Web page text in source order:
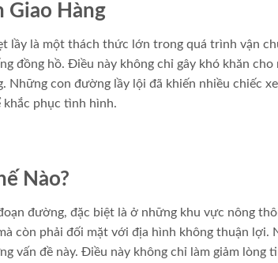
Giao Hàng
lầy là một thách thức lớn trong quá trình vận
đồng hồ. Điều này không chỉ gây khó khăn cho
Những con đường lầy lội đã khiến nhiều chiếc
khắc phục tình hình.
Nào?
đường, đặc biệt là ở những khu vực nông
còn phải đối mặt với địa hình không thuận lợi.
vấn đề này. Điều này không chỉ làm giảm lòng